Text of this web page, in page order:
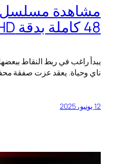
مشاهدة مسلسل
48 كاملة بدقة HD
يبدأ راغب في ربط النقاط
ناي وحياة. يعقد عزت صفقة
12 يونيو، 2025